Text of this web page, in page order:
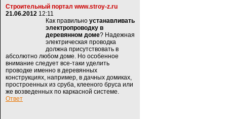
Строительный портал www.stroy-z.ru
21.06.2012 12:11
Как правильно устанавливать
электропроводку в
деревянном доме? Надежная
электрическая проводка
должна присутствовать в
абсолютно любом доме. Но особенное
внимание следует все-таки уделить
проводке именно в деревянных
конструкциях, например, в дачных домиках,
простроенных из сруба, клееного бруса или
же возведенных по каркасной системе.
Ответ